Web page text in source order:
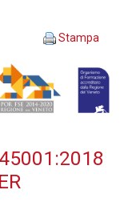
ISO
-
Stampa